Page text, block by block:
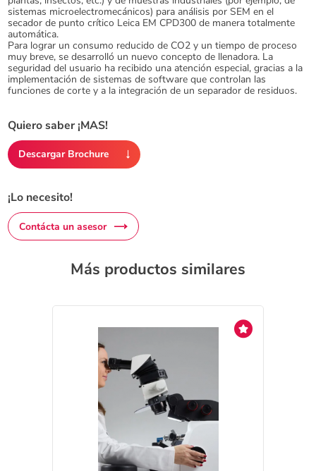
sistemas microelectromecánicos) para análisis por SEM en el
secador de punto crítico Leica EM CPD300 de manera totalmente
automática.
Para lograr un consumo reducido de CO2 y un tiempo de proceso
muy breve, se desarrolló un nuevo concepto de llenadora. La
seguridad del usuario ha recibido una atención especial, gracias a la
implementación de sistemas de software que controlan las
funciones de corte y a la integración de un separador de residuos.
Quiero saber ¡MAS!
Descargar Brochure
¡Lo necesito!
Contácta un asesor
Más productos similares